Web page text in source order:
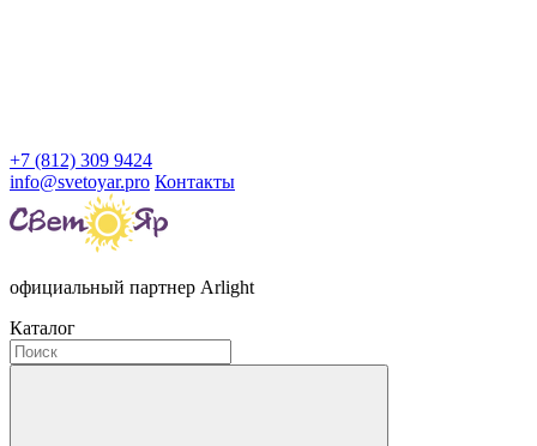
+7 (812) 309 9424
info@svetoyar.pro Контакты
официальный партнер Arlight
Каталог